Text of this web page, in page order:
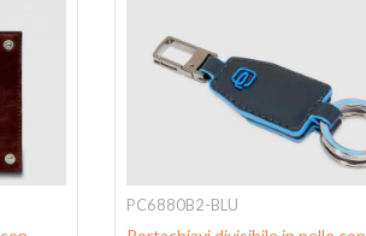
PC6880B2-BLU